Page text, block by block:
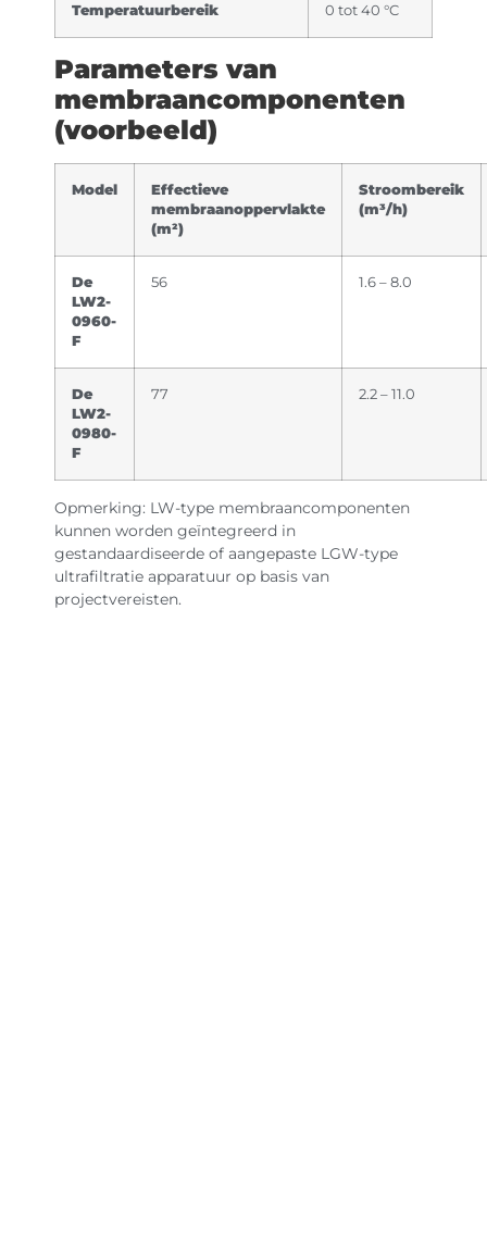
Temperatuurbereik 0 tot 40 °C
Parameters van
membraancomponenten
(voorbeeld)
Model
Effectieve
membraanoppervlakte
(m²)
Stroombereik
(m³/h)
De
LW2-
0960-
F
56 1.6 – 8.0
De
LW2-
0980-
F
77 2.2 – 11.0
Opmerking: LW-type membraancomponenten
kunnen worden geïntegreerd in
gestandaardiseerde of aangepaste LGW-type
ultrafiltratie apparatuur op basis van
projectvereisten.